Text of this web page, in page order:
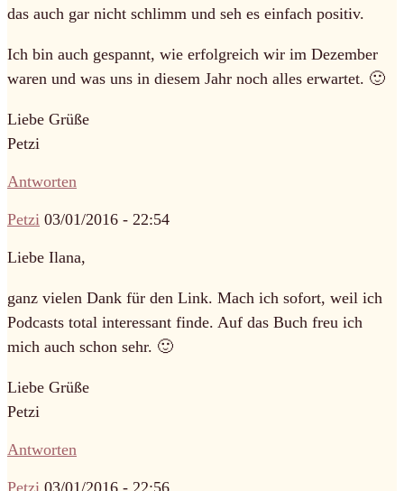
das auch gar nicht schlimm und seh es einfach positiv.
Ich bin auch gespannt, wie erfolgreich wir im Dezember
waren und was uns in diesem Jahr noch alles erwartet. 🙂
Liebe Grüße
Petzi
Antworten
Petzi 03/01/2016 - 22:54
Liebe Ilana,
ganz vielen Dank für den Link. Mach ich sofort, weil ich
Podcasts total interessant finde. Auf das Buch freu ich
mich auch schon sehr. 🙂
Liebe Grüße
Petzi
Antworten